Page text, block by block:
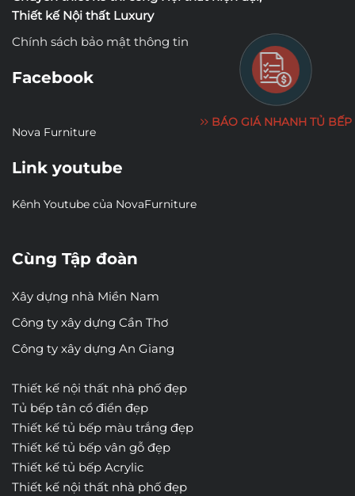
BÁO GIÁ NHANH TỦ BẾP
Thiết kế Nội thất Luxury
Chính sách bảo mật thông tin
Facebook
Nova Furniture
Link youtube
Kênh Youtube của NovaFurniture
Cùng Tập đoàn
Xây dựng nhà Miền Nam
Công ty xây dựng Cần Thơ
Công ty xây dựng An Giang
Thiết kế nội thất nhà phố đẹp
Tủ bếp tân cổ điển đẹp
Thiết kế tủ bếp màu trắng đẹp
Thiết kế tủ bếp vân gỗ đẹp
Thiết kế tủ bếp Acrylic
Thiết kế nội thất nhà phố đẹp